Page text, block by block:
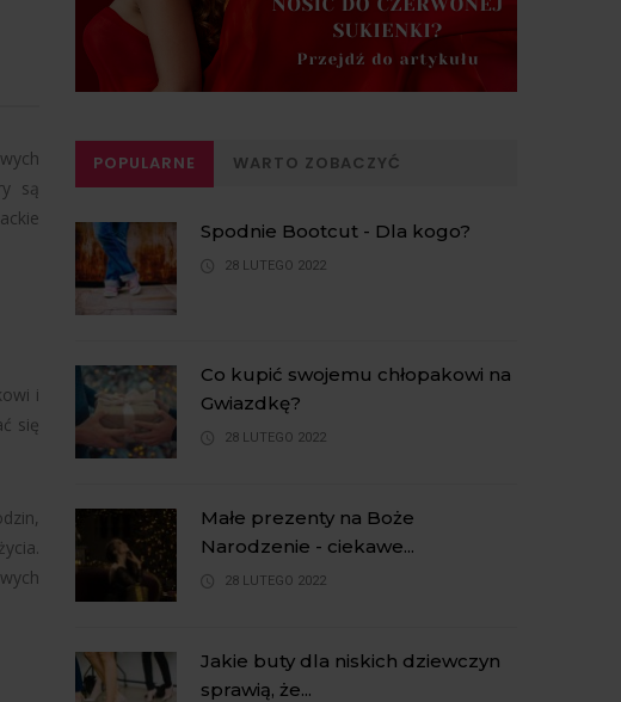
są
i
się
POPULARNE WARTO ZOBACZYĆ
Spodnie Bootcut - Dla kogo?
28 LUTEGO 2022
Co kupić swojemu chłopakowi na
Gwiazdkę?
28 LUTEGO 2022
Małe prezenty na Boże
Narodzenie - ciekawe...
28 LUTEGO 2022
Jakie buty dla niskich dziewczyn
sprawią, że...